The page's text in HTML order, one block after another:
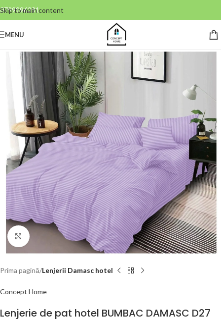
Skip to main content
0799996381
MENU
Click to enlarge
Prima pagină Lenjerii Damasc hotel
Concept Home
Lenjerie de pat hotel BUMBAC DAMASC D27